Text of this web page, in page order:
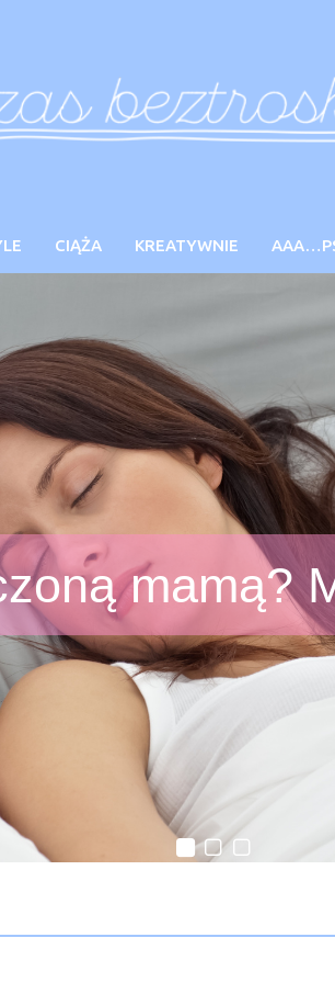
CIĄŻA KREATYWNIE
mamą?
Domowe